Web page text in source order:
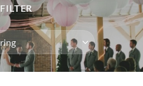
FILTER